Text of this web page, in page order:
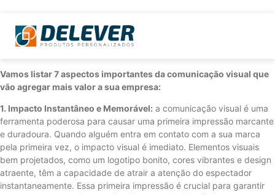
Vamos listar 7 aspectos importantes da comunicação visual que
vão agregar mais valor a sua empresa:
1. Impacto Instantâneo e Memorável: a comunicação visual é uma
ferramenta poderosa para causar uma primeira impressão marcante
e duradoura. Quando alguém entra em contato com a sua marca
pela primeira vez, o impacto visual é imediato. Elementos visuais
bem projetados, como um logotipo bonito, cores vibrantes e design
atraente, têm a capacidade de atrair a atenção do espectador
instantaneamente. Essa primeira impressão é crucial para garantir